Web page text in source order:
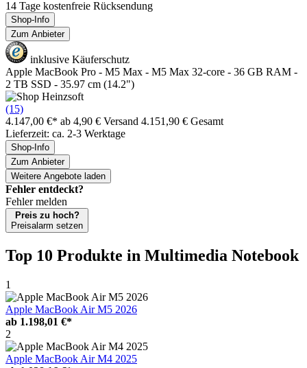
14 Tage kostenfreie Rücksendung
Shop-Info
Zum Anbieter
inklusive Käuferschutz
Apple MacBook Pro - M5 Max - M5 Max 32-core - 36 GB RAM -
2 TB SSD - 35.97 cm (14.2")
(15)
4.147,00 €* ab 4,90 € Versand 4.151,90 € Gesamt
Lieferzeit: ca. 2-3 Werktage
Shop-Info
Zum Anbieter
Weitere Angebote laden
Fehler entdeckt?
Fehler melden
Preis zu hoch?
Preisalarm setzen
Top 10 Produkte in Multimedia Notebook
1
Apple MacBook Air M5 2026
ab 1.198,01 €*
2
Apple MacBook Air M4 2025